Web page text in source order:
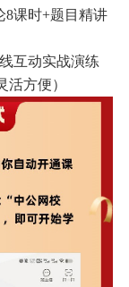
课时+题目精讲
互动实战演练
活方便）